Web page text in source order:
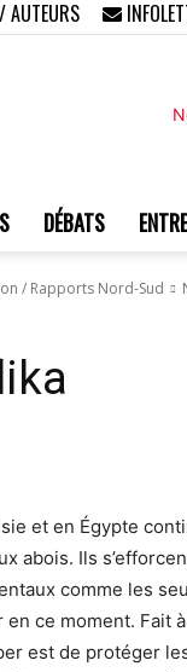
AUTEURS
DÉBATS
/ Rapports Nord-Sud
et en Égypte
abois. Ils
comme les
ce moment. Fait
est de protéger